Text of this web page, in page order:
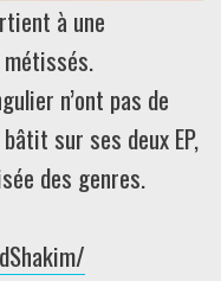
à une
n’ont pas de
sur ses deux EP,
des genres.